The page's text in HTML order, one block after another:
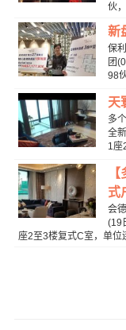
伙
新
保
团
98
天
多
全
1座
式
会
(19
座2至3楼复式C室，单位